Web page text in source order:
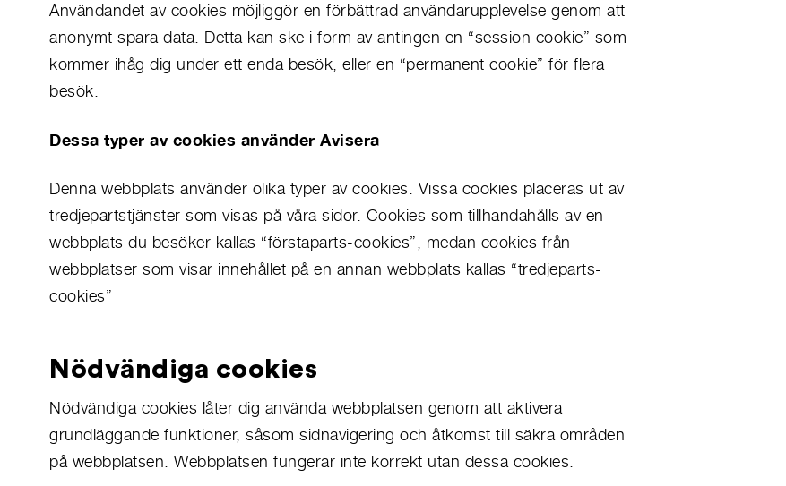
Användandet av cookies möjliggör en förbättrad användarupplevelse genom att
anonymt spara data. Detta kan ske i form av antingen en “session cookie” som
kommer ihåg dig under ett enda besök, eller en “permanent cookie” för flera
besök.
Dessa typer av cookies använder Avisera
Denna webbplats använder olika typer av cookies. Vissa cookies placeras ut av
tredjepartstjänster som visas på våra sidor. Cookies som tillhandahålls av en
webbplats du besöker kallas “förstaparts-cookies”, medan cookies från
webbplatser som visar innehållet på en annan webbplats kallas “tredjeparts-
cookies”
Nödvändiga cookies
Nödvändiga cookies låter dig använda webbplatsen genom att aktivera
grundläggande funktioner, såsom sidnavigering och åtkomst till säkra områden
på webbplatsen. Webbplatsen fungerar inte korrekt utan dessa cookies.